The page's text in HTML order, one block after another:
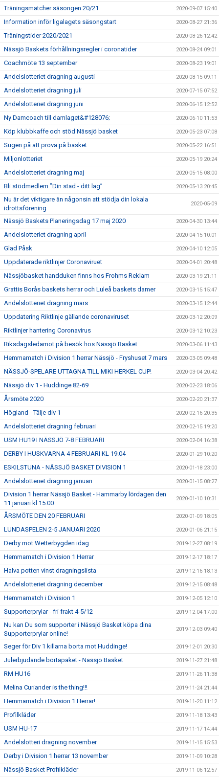
Träningsmatcher säsongen 20/21 2020-09-07 15:40
Information inför ligalagets säsongstart 2020-08-27 21:36
Träningstider 2020/2021 2020-08-26 12:42
Nässjö Baskets förhållningsregler i coronatider 2020-08-24 09:01
Coachmöte 13 september 2020-08-23 19:01
Andelslotteriet dragning augusti 2020-08-15 09:11
Andelslotteriet dragning juli 2020-07-15 07:52
Andelslotteriet dragning juni 2020-06-15 12:52
Ny Damcoach till damlaget&#128076; 2020-06-10 11:53
Köp klubbkaffe och stöd Nässjö basket 2020-05-23 07:08
Sugen på att prova på basket 2020-05-22 16:51
Miljonlotteriet 2020-05-19 20:24
Andelslotteriet dragning maj 2020-05-15 08:00
Bli stödmedlem ”Din stad - ditt lag” 2020-05-13 20:45
Nu är det viktigare än någonsin att stödja din lokala
idrottsförening
2020-05-09
Nässjö Baskets Planeringsdag 17 maj 2020 2020-04-30 13:44
Andelslotteriet dragning april 2020-04-15 10:01
Glad Påsk 2020-04-10 12:05
Uppdaterade riktlinjer Coronaviruet 2020-04-01 20:48
Nässjöbasket handduken finns hos Frohms Reklam 2020-03-19 21:11
Grattis Borås baskets herrar och Luleå baskets damer 2020-03-15 15:47
Andelslotteriet dragning mars 2020-03-15 12:44
Uppdatering Riktlinje gällande coronaviruset 2020-03-12 20:09
Riktlinjer hantering Coronavirus 2020-03-12 10:23
Riksdagsledamot på besök hos Nässjö Basket 2020-03-06 11:43
Hemmamatch i Division 1 herrar Nässjö - Fryshuset 7 mars 2020-03-05 09:48
NÄSSJÖ-SPELARE UTTAGNA TILL MIKI HERKEL CUP! 2020-03-04 20:42
Nässjö div 1 - Huddinge 82-69 2020-02-23 18:06
Årsmöte 2020 2020-02-20 21:37
Högland - Tälje div 1 2020-02-16 20:35
Andelslotteriet dragning februari 2020-02-15 19:20
USM HU19 I NÄSSJÖ 7-8 FEBRUARI 2020-02-04 16:38
DERBY I HUSKVARNA 4 FEBRUARI KL 19.04 2020-01-29 10:20
ESKILSTUNA - NÄSSJÖ BASKET DIVISION 1 2020-01-18 23:00
Andelslotteriet dragning januari 2020-01-15 08:27
Division 1 herrar Nässjö Basket - Hammarby lördagen den
11 januari kl 15.00
2020-01-10 10:31
ÅRSMÖTE DEN 20 FEBRUARI 2020-01-09 18:05
LUNDASPELEN 2-5 JANUARI 2020 2020-01-06 21:15
Derby mot Wetterbygden idag 2019-12-27 08:19
Hemmamatch i Division 1 Herrar 2019-12-17 18:17
Halva potten vinst dragningslista 2019-12-16 18:13
Andelslotteriet dragning december 2019-12-15 08:48
Hemmamatch i Division 1 2019-12-05 12:10
Supporterprylar - fri frakt 4-5/12 2019-12-04 17:00
Nu kan Du som supporter i Nässjö Basket köpa dina
Supporterprylar online!
2019-12-03 09:40
Seger för Div 1 killarna borta mot Huddinge! 2019-12-01 20:30
Julerbjudande bortapaket - Nässjö Basket 2019-11-27 21:48
RM HU16 2019-11-26 11:38
Melina Curiander is the thing!!! 2019-11-24 21:44
Hemmamatch i Division 1 Herrar! 2019-11-20 11:12
Profilkläder 2019-11-18 13:43
USM HU-17 2019-11-17 14:44
Andelslotteri dragning november 2019-11-15 15:53
Derby i Division 1 herrar 13 november 2019-11-09 10:28
Nässjö Basket Profilkläder 2019-11-06 12:57